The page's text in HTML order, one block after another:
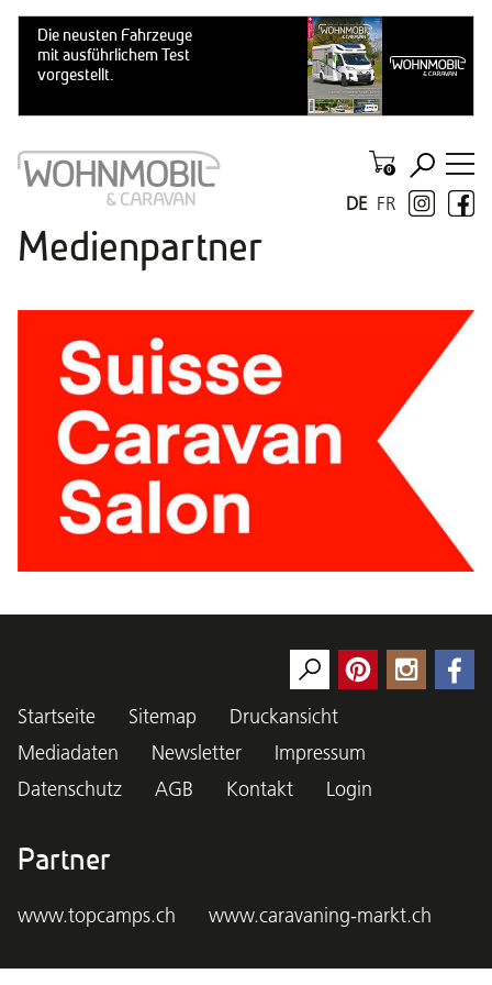
FR
DE
Medienpartner
Startseite Sitemap
Druckansicht
Mediadaten
Newsletter
Impressum
Datenschutz
AGB Kontakt Login
Partner
www.topcamps.ch www.caravaning-markt.ch